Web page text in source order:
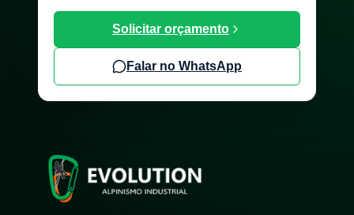
Solicitar orçamento
Falar no WhatsApp